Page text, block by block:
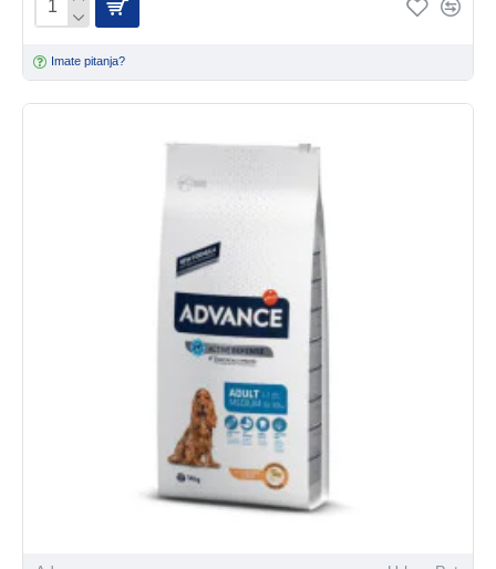
Imate pitanja?